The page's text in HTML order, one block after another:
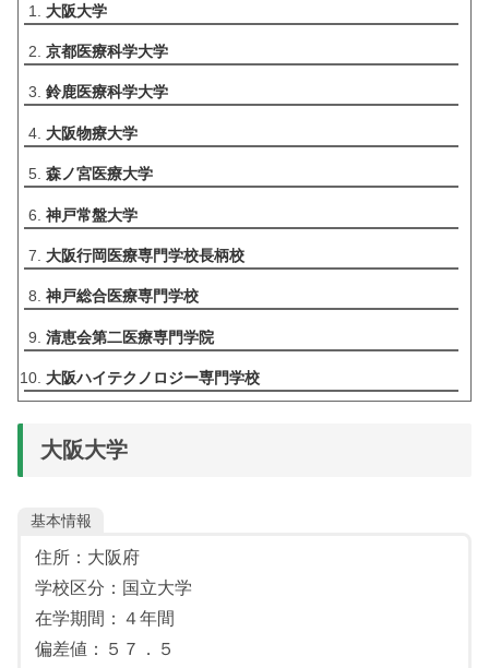
大阪大学
京都医療科学大学
鈴鹿医療科学大学
大阪物療大学
森ノ宮医療大学
神戸常盤大学
大阪行岡医療専門学校長柄校
神戸総合医療専門学校
清恵会第二医療専門学院
大阪ハイテクノロジー専門学校
大阪大学
基本情報
住所：大阪府
学校区分：国立大学
在学期間：４年間
偏差値：５７．５